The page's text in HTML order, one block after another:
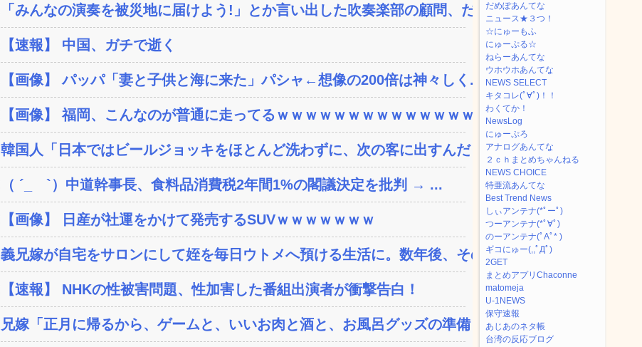
「みんなの演奏を被災地に届けよう!」とか言い出した吹奏楽部の顧問、だが...
【速報】 中国、ガチで逝く
【画像】 パッパ「妻と子供と海に来た」パシャ←想像の200倍は神々しく...
【画像】 福岡、こんなのが普通に走ってるｗｗｗｗｗｗｗｗｗｗｗｗｗｗｗ...
韓国人「日本ではビールジョッキをほとんど洗わずに、次の客に出すんだ！ ...
（ ´_ゝ`）中道幹事長、食料品消費税2年間1%の閣議決定を批判 → ...
【画像】 日産が社運をかけて発売するSUVｗｗｗｗｗｗｗ
義兄嫁が自宅をサロンにして姪を毎日ウトメへ預ける生活に。数年後、そのツ...
【速報】 NHKの性被害問題、性加害した番組出演者が衝撃告白！
兄嫁「正月に帰るから、ゲームと、いいお肉と酒と、お風呂グッズの準備しと...
だめぽあんてな
ニュース★３つ！
☆にゅーもふ
にゅーぷる☆
ねらーあんてな
ウホウホあんてな
NEWS SELECT
キタコレ(ﾟ∀ﾟ)！！
わくてか！
NewsLog
にゅーぷろ
アナログあんてな
２ｃｈまとめちゃんねる
NEWS CHOICE
特亜流あんてな
Best Trend News
しぃアンテナ(*ﾟーﾟ)
つーアンテナ(*ﾟ∀ﾟ)
のーアンテナ(ﾟAﾟ* )
ギコにゅー(,,ﾟДﾟ)
2GET
まとめアプリChaconne
matomeja
U-1NEWS
保守速報
あじあのネタ帳
台湾の反応ブログ